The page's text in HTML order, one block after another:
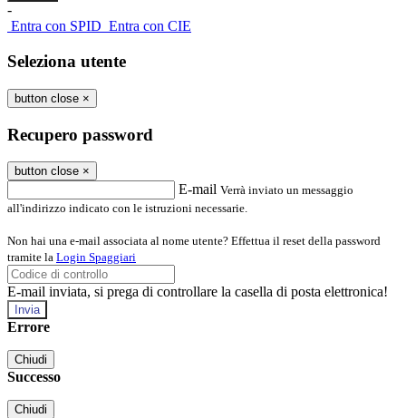
-
Entra con SPID Entra con CIE
Seleziona utente
button close ×
Recupero password
button close ×
E-mail Verrà inviato un messaggio
all'indirizzo indicato con le istruzioni necessarie.
Non hai una e-mail associata al nome utente? Effettua il reset della password
tramite la Login Spaggiari
E-mail inviata, si prega di controllare la casella di posta elettronica!
Errore
Chiudi
Successo
Chiudi